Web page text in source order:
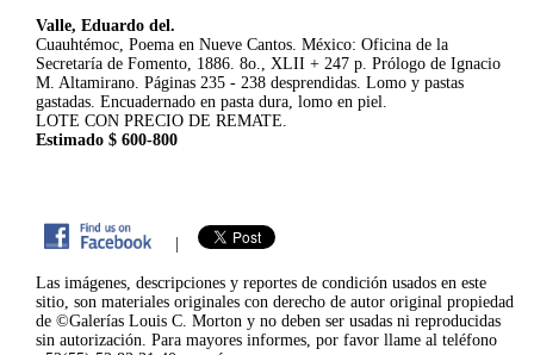
Valle, Eduardo del.
Cuauhtémoc, Poema en Nueve Cantos. México: Oficina de la
Secretaría de Fomento, 1886. 8o., XLII + 247 p. Prólogo de Ignacio
M. Altamirano. Páginas 235 - 238 desprendidas. Lomo y pastas
gastadas. Encuadernado en pasta dura, lomo en piel.
LOTE CON PRECIO DE REMATE.
Estimado $ 600-800
|
Las imágenes, descripciones y reportes de condición usados en este
sitio, son materiales originales con derecho de autor original propiedad
de ©Galerías Louis C. Morton y no deben ser usadas ni reproducidas
sin autorización. Para mayores informes, por favor llame al teléfono